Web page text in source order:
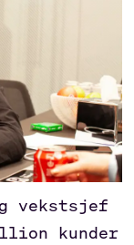
vekstsjef
kunder